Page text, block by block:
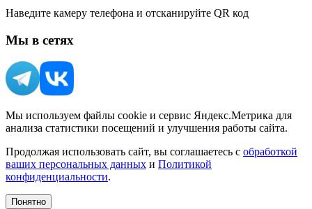
Наведите камеру телефона и отсканируйте QR код
Мы в сетях
Мы используем файлы cookie и сервис Яндекс.Метрика для
анализа статистики посещений и улучшения работы сайта.
Продолжая использовать сайт, вы соглашаетесь с обработкой
ваших персональных данных и Политикой
конфиденциальности.
Понятно